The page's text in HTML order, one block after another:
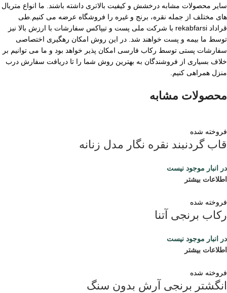
سایر محصولات مشابه درخشش و کیفیت بالاتری داشته باشند. ما انواع متریال
های مختلف از جمله نقره، برنج و غیره را فروشگاه عرضه می کنیم.طی
قراداد rekabfarsi با شرکت ملی پست و تیپاکس سفارشات با ارزش بالا نیز
توسط ما بیمه و پست خواهند شد. در این روش امکان رهگیری اختصاصی
سفارشات پستی توسط رکاب فارسی امکان پذیر خواهد بود و ما می توانیم بر
خلاف بسیاری از فروشندگان به بهترین روش شما را تا دریافت سفارش درب
منزل همراهی کنیم.
محصولات مشابه
فروخته شده
قاب گردنبند نقره نگار مدل زنانه
در انبار موجود نیست
اطلاعات بیشتر
فروخته شده
رکاب برنجی آتنا
در انبار موجود نیست
اطلاعات بیشتر
فروخته شده
انگشتر برنجی آرش بدون سنگ